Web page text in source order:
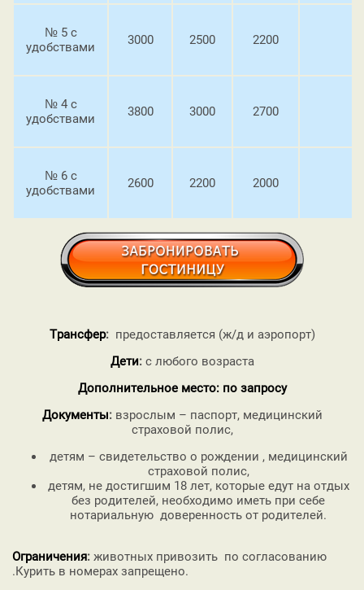
№ 5 с
удобствами
3000 2500 2200
№ 4 с
удобствами
3800 3000 2700
№ 6 с
удобствами
2600 2200 2000
Трансфер: предоставляется (ж/д и аэропорт)
Дети:с любого возраста
Дополнительное место: по запросу
Документы: взрослым – паспорт, медицинский
страховой полис,
детям – свидетельство о рождении , медицинский
страховой полис,
детям, не достигшим 18 лет, которые едут на отдых
без родителей, необходимо иметь при себе
нотариальную доверенность от родителей.
Ограничения: животных привозить по согласованию
.Курить в номерах запрещено.